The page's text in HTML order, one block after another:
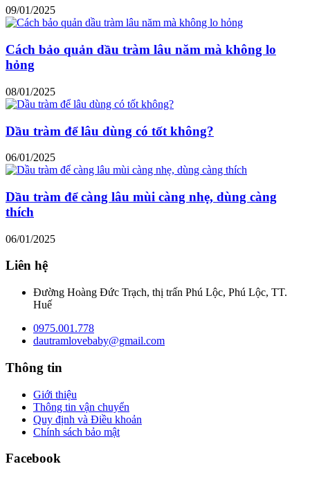
09/01/2025
Cách bảo quản dầu tràm lâu năm mà không lo
hỏng
08/01/2025
Dầu tràm để lâu dùng có tốt không?
06/01/2025
Dầu tràm để càng lâu mùi càng nhẹ, dùng càng
thích
06/01/2025
Liên hệ
Đường Hoàng Đức Trạch, thị trấn Phú Lộc, Phú Lộc, TT.
Huế
0975.001.778
dautramlovebaby@gmail.com
Thông tin
Giới thiệu
Thông tin vận chuyển
Quy định và Điều khoản
Chính sách bảo mật
Facebook